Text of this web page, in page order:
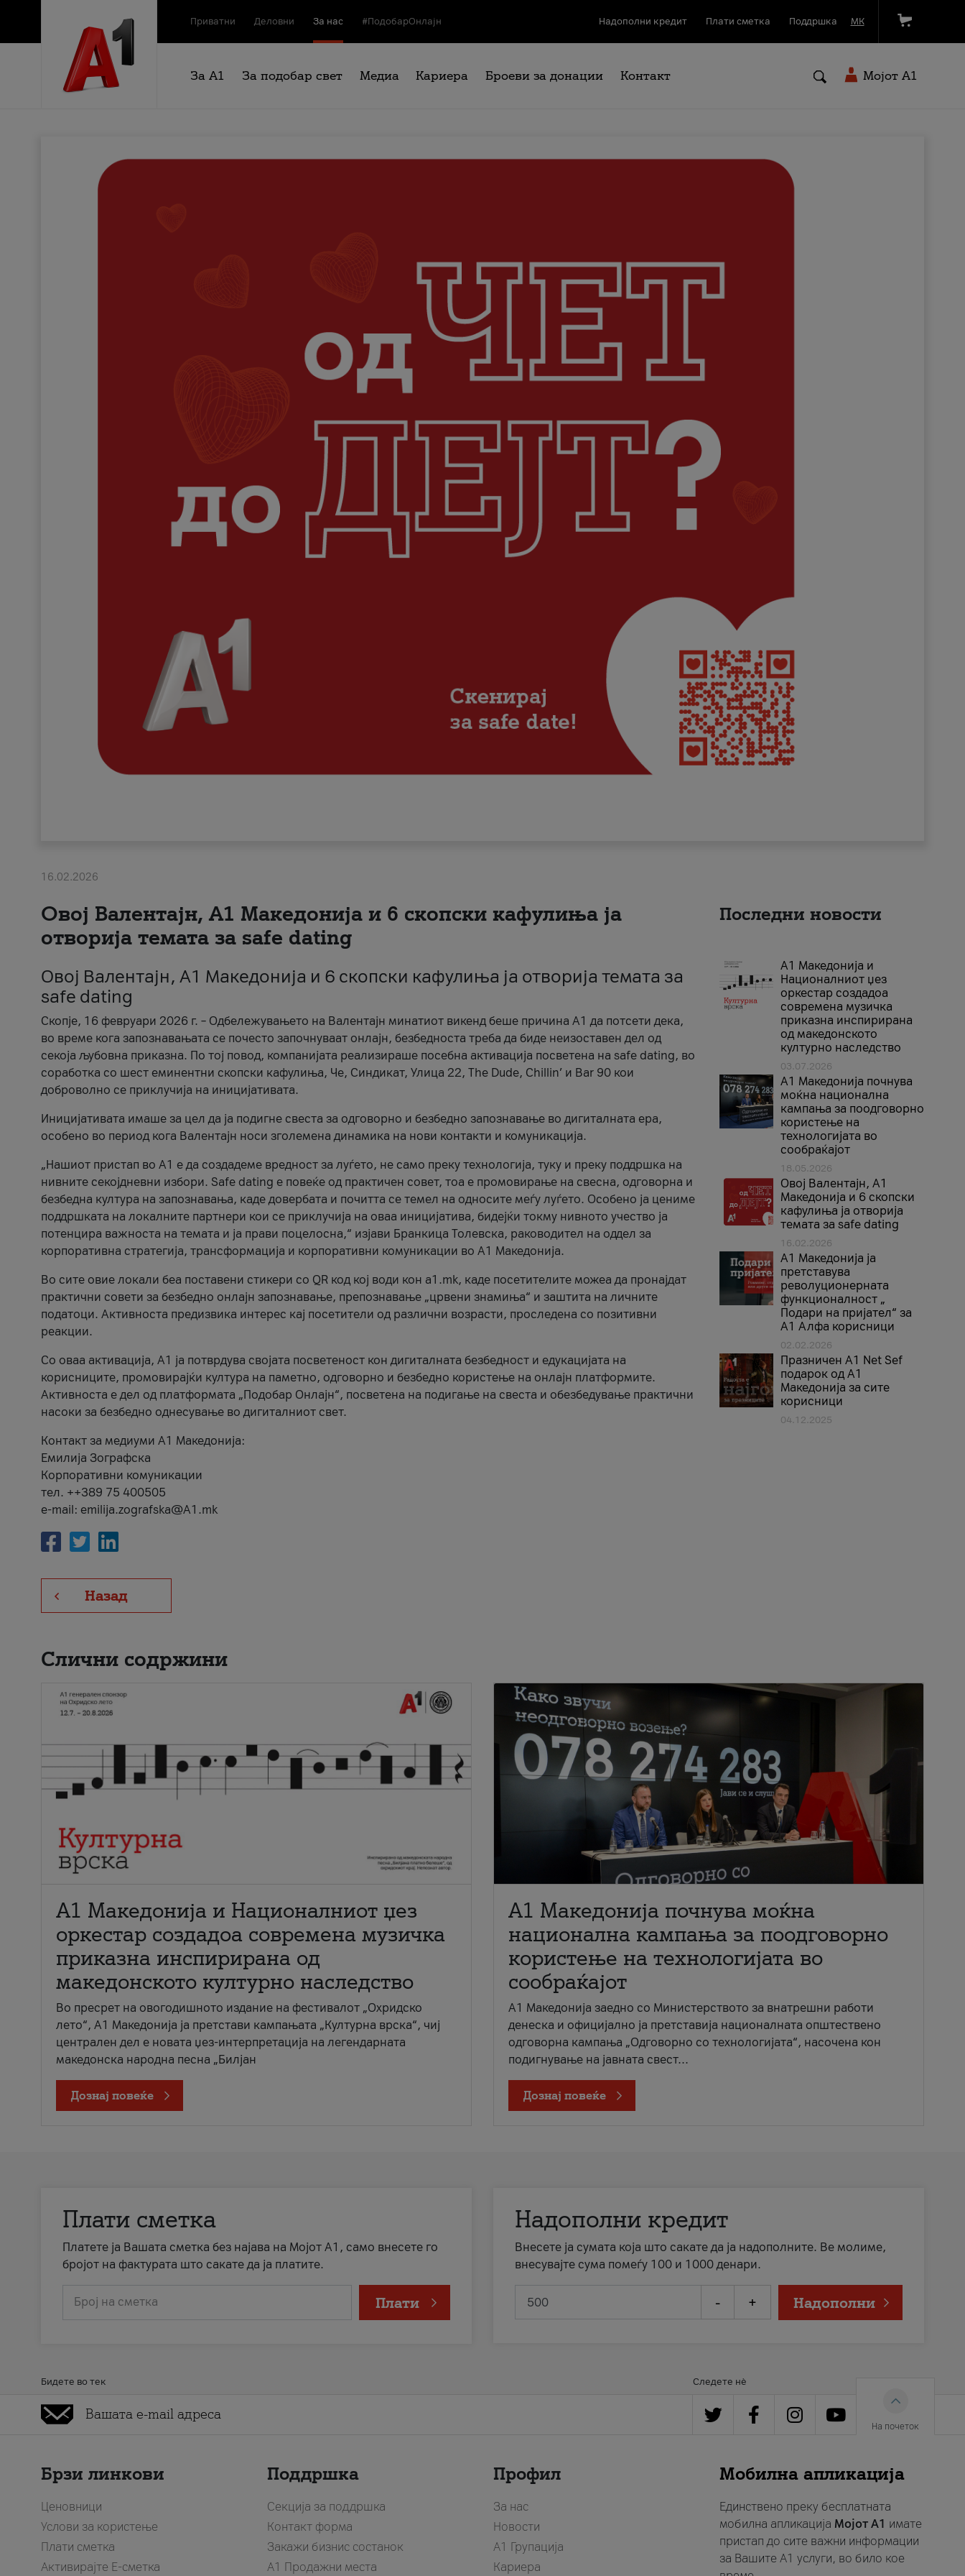
Приватни Деловни За нас #ПодобарОнлајн Надополни кредит Плати сметка Поддршка МК
За А1 За подобар свет Медиа Кариера Броеви за донации Контакт Мојот A1
16.02.2026
Овој Валентајн, A1 Македонија и 6 скопски кафулиња ја
отворија темата за safe dating
Овој Валентајн, A1 Македонија и 6 скопски кафулиња ја отворија темата за
safe dating
Скопје, 16 февруари 2026 г. – Одбележувањето на Валентајн минатиот викенд беше причина А1 да потсети дека,
во време кога запознавањата се почесто започнуваат онлајн, безбедноста треба да биде неизоставен дел од
секоја љубовна приказна. По тој повод, компанијата реализираше посебна активација посветена на safe dating, во
соработка со шест еминентни скопски кафулиња, Че, Синдикат, Улица 22, The Dude, Chillin’ и Bar 90 кои
доброволно се приклучија на иницијативата.
Иницијативата имаше за цел да ја подигне свеста за одговорно и безбедно запознавање во дигиталната ера,
особено во период кога Валентајн носи зголемена динамика на нови контакти и комуникација.
„Нашиот пристап во А1 е да создадеме вредност за луѓето, не само преку технологија, туку и преку поддршка на
нивните секојдневни избори. Safe dating е повеќе од практичен совет, тоа е промовирање на свесна, одговорна и
безбедна култура на запознавања, каде довербата и почитта се темел на односите меѓу луѓето. Особено ја цениме
поддршката на локалните партнери кои се приклучија на оваа иницијатива, бидејќи токму нивното учество ја
потенцира важноста на темата и ја прави поцелосна,“ изјави Бранкица Толевска, раководител на оддел за
корпоративна стратегија, трансформација и корпоративни комуникации во А1 Македонија.
Во сите овие локали беа поставени стикери со QR код кој води кон a1.mk, каде посетителите можеа да пронајдат
практични совети за безбедно онлајн запознавање, препознавање „црвени знамиња“ и заштита на личните
податоци. Активноста предизвика интерес кај посетители од различни возрасти, проследена со позитивни
реакции.
Со оваа активација, А1 ја потврдува својата посветеност кон дигиталната безбедност и едукацијата на
корисниците, промовирајќи култура на паметно, одговорно и безбедно користење на онлајн платформите.
Активноста е дел од платформата „Подобар Онлајн“, посветена на подигање на свеста и обезбедување практични
насоки за безбедно однесување во дигиталниот свет.
Контакт за медиуми А1 Македонија:
Емилија Зографска
Корпоративни комуникации
тел. ++389 75 400505
e-mail: emilija.zografska@A1.mk
Назад
Последни новости
А1 Македонија и
Националниот џез
оркестар создадоа
современа музичка
приказна инспирирана
од македонското
културно наследство
03.07.2026
A1 Македонија почнува
моќна национална
кампања за поодговорно
користење на
технологијата во
сообраќајот
18.05.2026
Овој Валентајн, A1
Македонија и 6 скопски
кафулиња ја отворија
темата за safe dating
16.02.2026
А1 Македонија ја
претставува
револуционерната
функционалност „
Подари на пријател“ за
А1 Алфа корисници
02.02.2026
Празничен A1 Net Sеf
подарок од А1
Македонија за сите
корисници
04.12.2025
Слични содржини
А1 Македонија и Националниот џез
оркестар создадоа современа музичка
приказна инспирирана од
македонското културно наследство
Во пресрет на овогодишното издание на фестивалот „Охридско
лето“, А1 Македонија ја претстави кампањата „Културна врска“, чиј
централен дел е новата џез-интерпретација на легендарната
македонска народна песна „Билјан
Дознај повеќе
A1 Македонија почнува моќна
национална кампања за поодговорно
користење на технологијата во
сообраќајот
A1 Македонија заедно со Министерството за внатрешни работи
денеска и официјално ја претставија националната општествено
одговорна кампања „Одговорно со технологијата“, насочена кон
подигнување на јавната свест...
Дознај повеќе
Плати сметка
Платете ја Вашата сметка без најава на Мојот А1, само внесете го
бројот на фактурата што сакате да ја платите.
Број на сметка Плати
Надополни кредит
Внесете ја сумата која што сакате да ја надополните. Ве молиме,
внесувајте сума помеѓу 100 и 1000 денари.
- + Надополни
Бидете во тек Следете нè
На почеток
Брзи линкови
Ценовници
Услови за користење
Плати сметка
Активирајте Е-сметка
Поддршка
Секција за поддршка
Контакт форма
Закажи бизнис состанок
A1 Продажни места
Профил
За нас
Новости
А1 Групација
Кариера
Мобилна апликација
Единствено преку бесплатната
мобилна апликација Мојот A1 имате
пристап до сите важни информации
за Вашите A1 услуги, во било кое